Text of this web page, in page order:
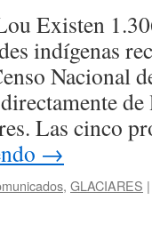
Existen
indígenas
Nacional
Las cinco
→
, GLACIARES |